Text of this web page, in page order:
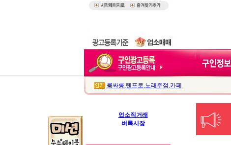
룸싸롱,텐프로,노래주점 ,카페
업소직거래
벼룩시장